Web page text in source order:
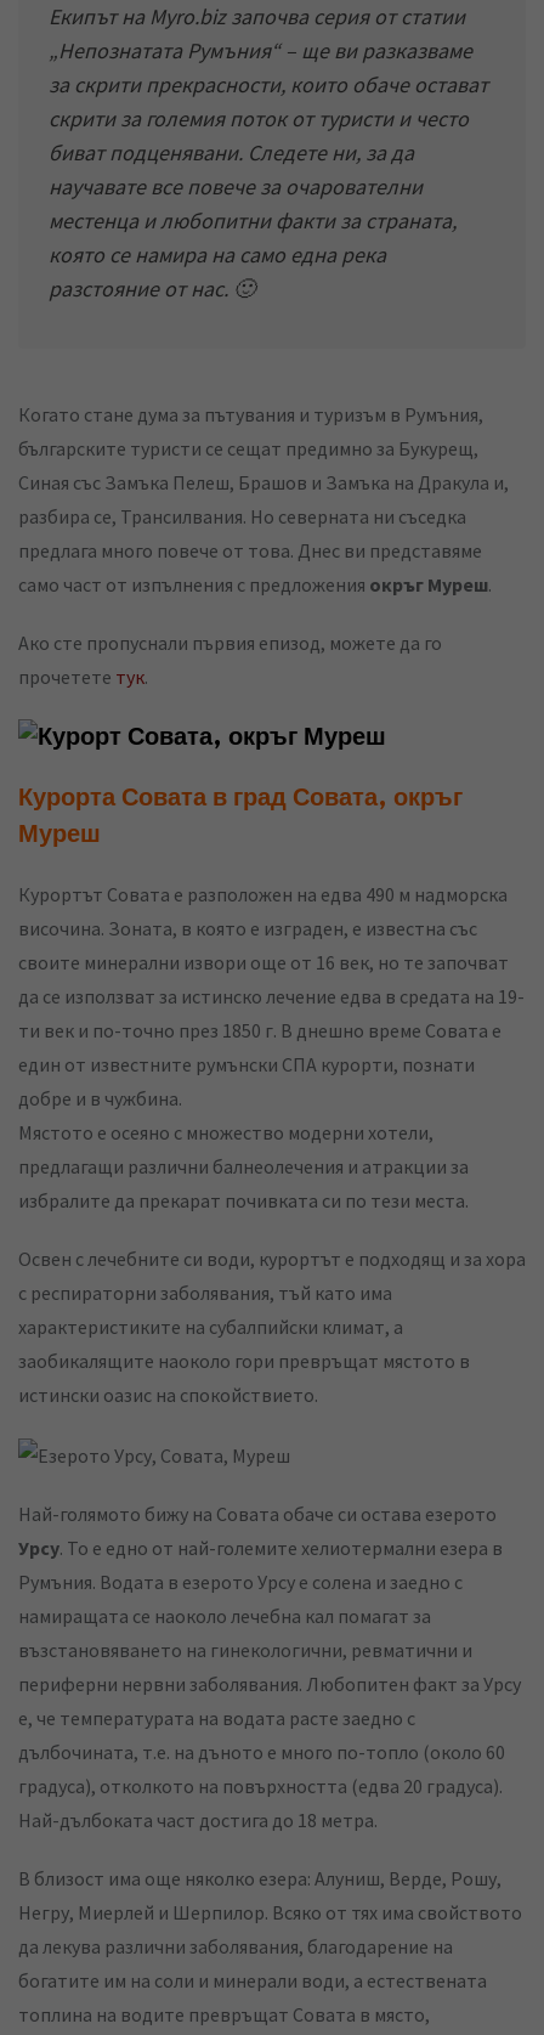
n
p
a
E
m
a
i
l
Екипът на Myro.biz започва серия от статии
„Непознатата Румъния“ – ще ви разказваме
за скрити прекрасности, които обаче остават
скрити за големия поток от туристи и често
биват подценявани. Следете ни, за да
научавате все повече за очарователни
местенца и любопитни факти за страната,
която се намира на само една река
разстояние от нас. 🙂
Когато стане дума за пътувания и туризъм в Румъния,
българските туристи се сещат предимно за Букурещ,
Синая със Замъка Пелеш, Брашов и Замъка на Дракула и,
разбира се, Трансилвания. Но северната ни съседка
предлага много повече от това. Днес ви представяме
само част от изпълнения с предложения окръг Муреш.
Ако сте пропуснали първия епизод, можете да го
прочетете тук.
Курорта Совата в град Совата, окръг
Муреш
Курортът Совата е разположен на едва 490 м надморска
височина. Зоната, в която е изграден, е известна със
своите минерални извори още от 16 век, но те започват
да се използват за истинско лечение едва в средата на 19-
ти век и по-точно през 1850 г. В днешно време Совата е
един от известните румънски СПА курорти, познати
добре и в чужбина.
Мястото е осеяно с множество модерни хотели,
предлагащи различни балнеолечения и атракции за
избралите да прекарат почивката си по тези места.
Освен с лечебните си води, курортът е подходящ и за хора
с респираторни заболявания, тъй като има
характеристиките на субалпийски климат, а
заобикалящите наоколо гори превръщат мястото в
истински оазис на спокойствието.
Най-голямото бижу на Совата обаче си остава езерото
Урсу. То е едно от най-големите хелиотермални езера в
Румъния. Водата в езерото Урсу е солена и заедно с
намиращата се наоколо лечебна кал помагат за
възстановяването на гинекологични, ревматични и
периферни нервни заболявания. Любопитен факт за Урсу
е, че температурата на водата расте заедно с
дълбочината, т.е. на дъното е много по-топло (около 60
градуса), отколкото на повърхността (едва 20 градуса).
Най-дълбоката част достига до 18 метра.
В близост има още няколко езера: Алуниш, Верде, Рошу,
Негру, Миерлей и Шерпилор. Всяко от тях има свойството
да лекува различни заболявания, благодарение на
богатите им на соли и минерали води, а естествената
топлина на водите превръщат Совата в място,